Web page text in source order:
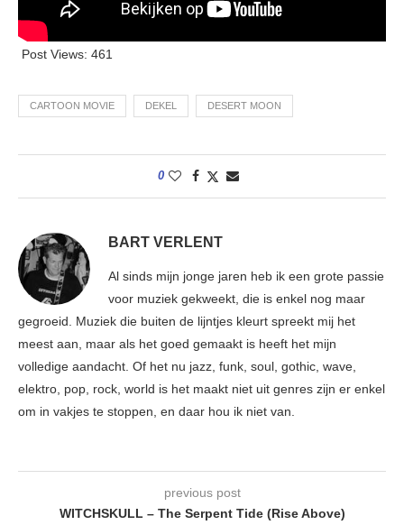
Post Views: 461
CARTOON MOVIE DEKEL DESERT MOON
0
BART VERLENT
Al sinds mijn jonge jaren heb ik een grote passie
voor muziek gekweekt, die is enkel nog maar
gegroeid. Muziek die buiten de lijntjes kleurt spreekt mij het
meest aan, maar als het goed gemaakt is heeft het mijn
volledige aandacht. Of het nu jazz, funk, soul, gothic, wave,
elektro, pop, rock, world is het maakt niet uit genres zijn er enkel
om in vakjes te stoppen, en daar hou ik niet van.
previous post
WITCHSKULL – The Serpent Tide (Rise Above)